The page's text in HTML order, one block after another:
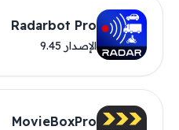
Radarbot Pro
الإصدار 9.45
MovieBoxPro